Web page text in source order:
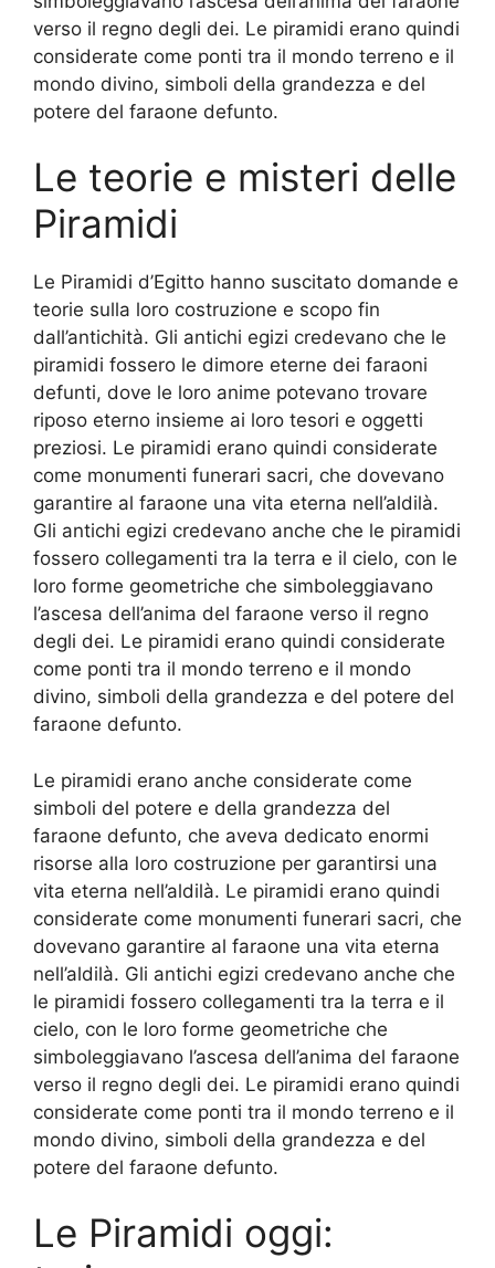
verso il regno degli dei. Le piramidi erano quindi
considerate come ponti tra il mondo terreno e il
mondo divino, simboli della grandezza e del
potere del faraone defunto.
Le teorie e misteri delle
Piramidi
Le Piramidi d’Egitto hanno suscitato domande e
teorie sulla loro costruzione e scopo fin
dall’antichità. Gli antichi egizi credevano che le
piramidi fossero le dimore eterne dei faraoni
defunti, dove le loro anime potevano trovare
riposo eterno insieme ai loro tesori e oggetti
preziosi. Le piramidi erano quindi considerate
come monumenti funerari sacri, che dovevano
garantire al faraone una vita eterna nell’aldilà.
Gli antichi egizi credevano anche che le piramidi
fossero collegamenti tra la terra e il cielo, con le
loro forme geometriche che simboleggiavano
l’ascesa dell’anima del faraone verso il regno
degli dei. Le piramidi erano quindi considerate
come ponti tra il mondo terreno e il mondo
divino, simboli della grandezza e del potere del
faraone defunto.
Le piramidi erano anche considerate come
simboli del potere e della grandezza del
faraone defunto, che aveva dedicato enormi
risorse alla loro costruzione per garantirsi una
vita eterna nell’aldilà. Le piramidi erano quindi
considerate come monumenti funerari sacri, che
dovevano garantire al faraone una vita eterna
nell’aldilà. Gli antichi egizi credevano anche che
le piramidi fossero collegamenti tra la terra e il
cielo, con le loro forme geometriche che
simboleggiavano l’ascesa dell’anima del faraone
verso il regno degli dei. Le piramidi erano quindi
considerate come ponti tra il mondo terreno e il
mondo divino, simboli della grandezza e del
potere del faraone defunto.
Le Piramidi oggi: